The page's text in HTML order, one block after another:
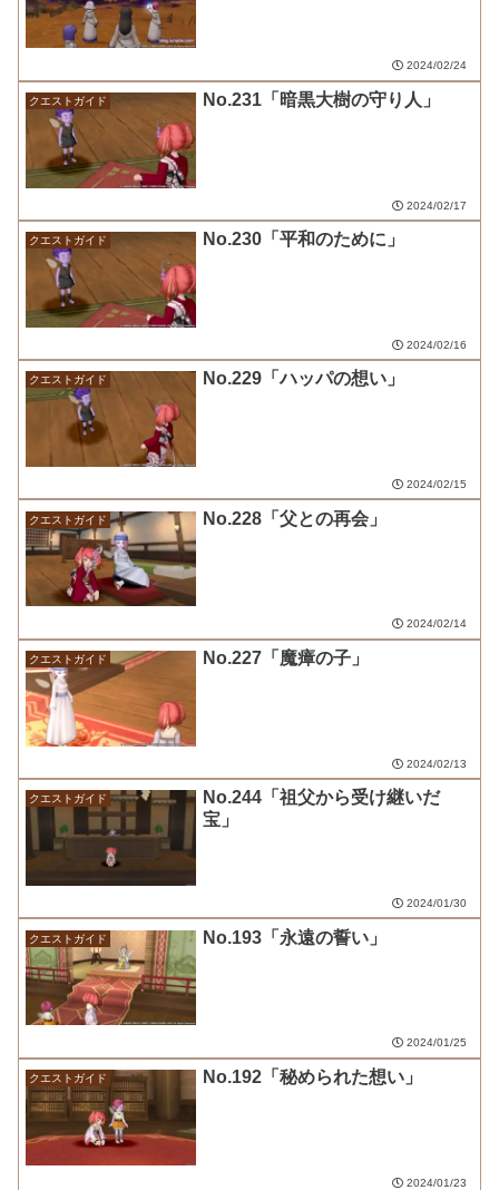
2024/02/24
クエストガイド No.231「暗黒大樹の守り人」
2024/02/17
クエストガイド No.230「平和のために」
2024/02/16
クエストガイド No.229「ハッパの想い」
2024/02/15
クエストガイド No.228「父との再会」
2024/02/14
クエストガイド No.227「魔瘴の子」
2024/02/13
クエストガイド
No.244「祖父から受け継いだ
宝」
2024/01/30
クエストガイド No.193「永遠の誓い」
2024/01/25
クエストガイド No.192「秘められた想い」
2024/01/23